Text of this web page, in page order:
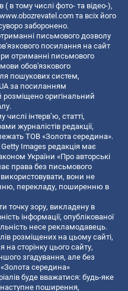
( в тому числі фото- та відео-),
та всіх його
заборонено.
письмового дозволу
посилання на сайт
отриманні письмового
обов'язкового
пошукових систем,
за посиланням
розміщено оригінальний
інтерв’ю, статті,
журналістів редакції,
ТОВ «Золота середина».
Getty Images редакція має
України «Про авторські
права без письмового
вони не
перекладу, поширенню в
точку зору, викладену в
інформації, опублікованої
несе рекламодавець.
розміщених на цьому сайті,
на сторінку цього сайту,
згадування, але без
середина»
буде вважатися: будь-яке
поширення,